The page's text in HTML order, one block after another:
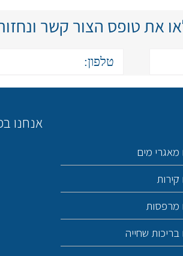
את טופס הצור קשר
מאגרי מים
קירות
מרפסות
בריכות שחייה
אנחנו